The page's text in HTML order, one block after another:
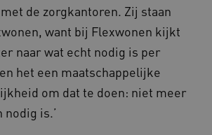
de zorgkantoren. Zij staan
want bij Flexwonen kijkt
naar wat echt nodig is per
het een maatschappelijke
om dat te doen: niet meer
nodig is.’
www.kennispleingehandicaptensector.nl